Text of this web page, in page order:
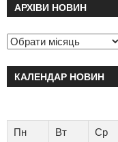
АРХІВИ НОВИН
КАЛЕНДАР НОВИН
Пн
Вт Ср